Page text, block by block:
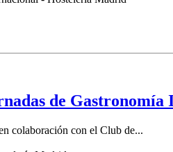
de Gastronomía
colaboración con el Club de...